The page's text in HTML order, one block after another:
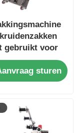
gebruikt voor
sturen